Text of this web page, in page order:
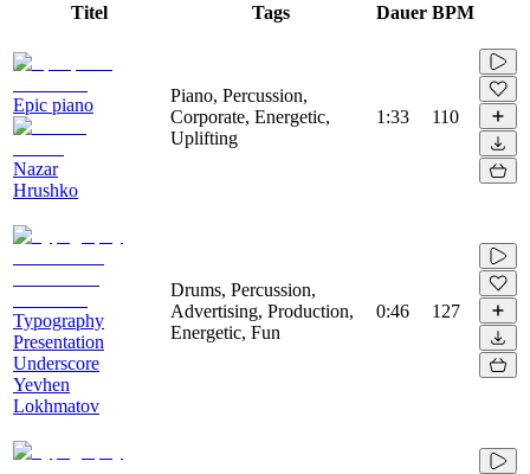
Titel Tags Dauer BPM
Epic piano
Nazar
Hrushko
Piano, Percussion,
Corporate, Energetic,
Uplifting
1:33 110
Typography
Presentation
Underscore
Yevhen
Lokhmatov
Drums, Percussion,
Advertising, Production,
Energetic, Fun
0:46 127